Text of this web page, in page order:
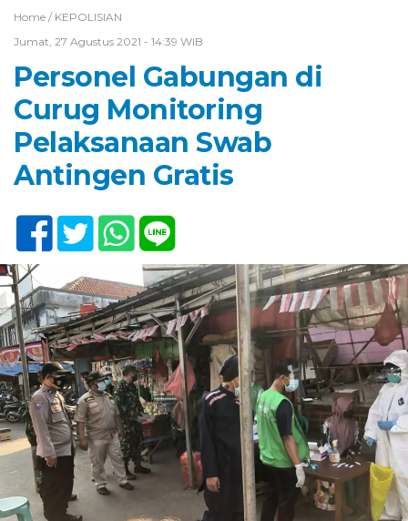
Home / KEPOLISIAN
Jumat, 27 Agustus 2021 - 14:39 WIB
Personel Gabungan di
Curug Monitoring
Pelaksanaan Swab
Antingen Gratis